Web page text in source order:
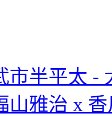
市半平太 -
山雅治 x